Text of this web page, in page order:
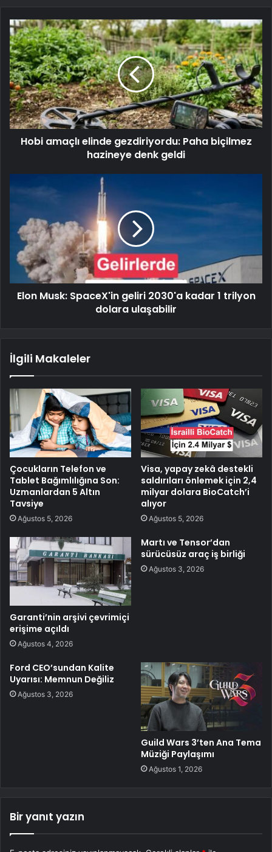
Hobi amaçlı elinde gezdiriyordu: Paha biçilmez
hazineye denk geldi
Elon Musk: SpaceX'in geliri 2030'a kadar 1 trilyon
dolara ulaşabilir
İlgili Makaleler
Çocukların Telefon ve
Tablet Bağımlılığına Son:
Uzmanlardan 5 Altın
Tavsiye
Ağustos 5, 2026
Visa, yapay zekâ destekli
saldırıları önlemek için 2,4
milyar dolara BioCatch’i
alıyor
Ağustos 5, 2026
Garanti’nin arşivi çevrimiçi
erişime açıldı
Ağustos 4, 2026
Martı ve Tensor’dan
sürücüsüz araç iş birliği
Ağustos 3, 2026
Ford CEO’sundan Kalite
Uyarısı: Memnun Değiliz
Ağustos 3, 2026
Guild Wars 3’ten Ana Tema
Müziği Paylaşımı
Ağustos 1, 2026
Bir yanıt yazın